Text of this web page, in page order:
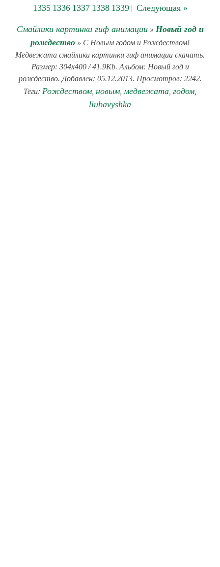
1335 1336 1337 1338 1339| Следующая »
Смайлики картинки гиф анимации» Новый год и
рождество » С Новым годом и Рождеством!
Медвежата смайлики картинки гиф анимации скачать.
Размер: 304x400 / 41.9Kb. Альбом: Новый год и
рождество. Добавлен: 05.12.2013. Просмотров: 2242.
Теги: Рождеством новым медвежата годом
liubavyshka